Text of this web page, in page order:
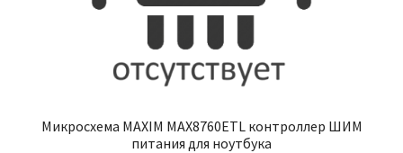
Микросхема MAXIM MAX8760ETL контроллер ШИМ
питания для ноутбука